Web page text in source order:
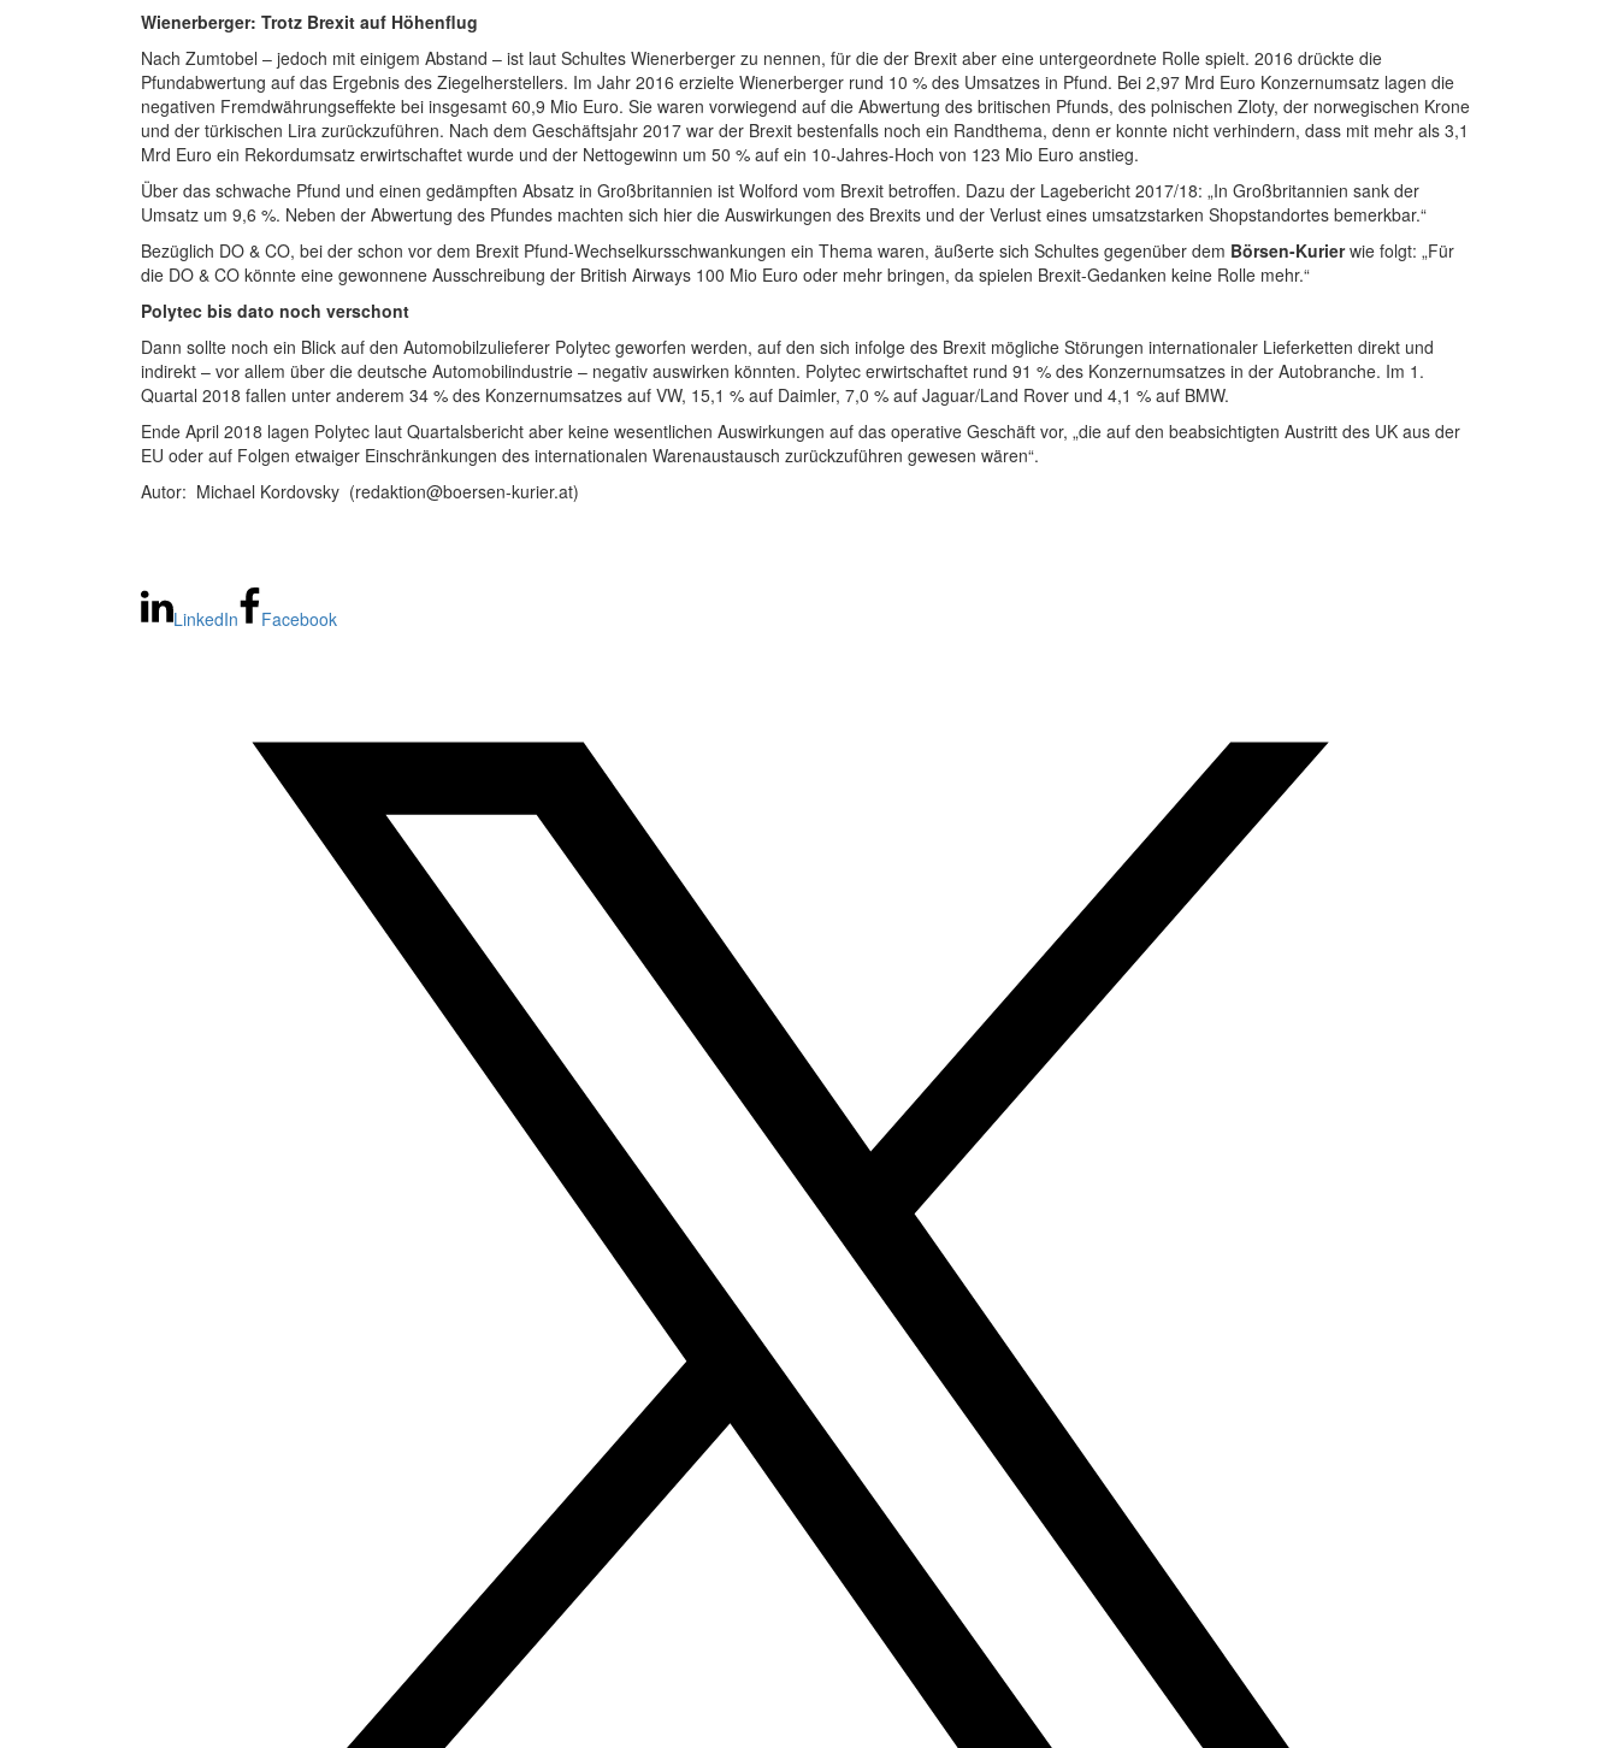
Wienerberger: Trotz Brexit auf Höhenflug
Nach Zumtobel – jedoch mit einigem Abstand – ist laut Schultes Wienerberger zu nennen, für die der Brexit aber eine untergeordnete Rolle spielt. 2016 drückte die
Pfundabwertung auf das Ergebnis des Ziegelherstellers. Im Jahr 2016 erzielte Wienerberger rund 10 % des Umsatzes in Pfund. Bei 2,97 Mrd Euro Konzernumsatz lagen die
negativen Fremdwährungseffekte bei insgesamt 60,9 Mio Euro. Sie waren vorwiegend auf die Abwertung des britischen Pfunds, des polnischen Zloty, der norwegischen Krone
und der türkischen Lira zurückzuführen. Nach dem Geschäftsjahr 2017 war der Brexit bestenfalls noch ein Randthema, denn er konnte nicht verhindern, dass mit mehr als 3,1
Mrd Euro ein Rekordumsatz erwirtschaftet wurde und der Nettogewinn um 50 % auf ein 10-Jahres-Hoch von 123 Mio Euro anstieg.
Über das schwache Pfund und einen gedämpften Absatz in Großbritannien ist Wolford vom Brexit betroffen. Dazu der Lagebericht 2017/18: „In Großbritannien sank der
Umsatz um 9,6 %. Neben der Abwertung des Pfundes machten sich hier die Auswirkungen des Brexits und der Verlust eines umsatzstarken Shopstandortes bemerkbar.“
Bezüglich DO & CO, bei der schon vor dem Brexit Pfund-Wechselkursschwankungen ein Thema waren, äußerte sich Schultes gegenüber dem Börsen-Kurierwie folgt: „Für
die DO & CO könnte eine gewonnene Ausschreibung der British Airways 100 Mio Euro oder mehr bringen, da spielen Brexit-Gedanken keine Rolle mehr.“
Polytec bis dato noch verschont
Dann sollte noch ein Blick auf den Automobilzulieferer Polytec geworfen werden, auf den sich infolge des Brexit mögliche Störungen internationaler Lieferketten direkt und
indirekt – vor allem über die deutsche Automobilindustrie – negativ auswirken könnten. Polytec erwirtschaftet rund 91 % des Konzernumsatzes in der Autobranche. Im 1.
Quartal 2018 fallen unter anderem 34 % des Konzernumsatzes auf VW, 15,1 % auf Daimler, 7,0 % auf Jaguar/Land Rover und 4,1 % auf BMW.
Ende April 2018 lagen Polytec laut Quartalsbericht aber keine wesentlichen Auswirkungen auf das operative Geschäft vor, „die auf den beabsichtigten Austritt des UK aus der
EU oder auf Folgen etwaiger Einschränkungen des internationalen Warenaustausch zurückzuführen gewesen wären“.
Autor: Michael Kordovsky (redaktion@boersen-kurier.at)
LinkedIn Facebook